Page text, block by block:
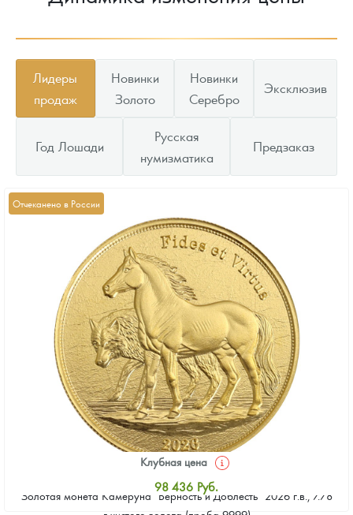
Лидеры
продаж
Новинки
Золото
Новинки
Серебро
Эксклюзив
Год Лошади
Русская
нумизматика
Предзаказ
Отчеканено в России
Золотая монета Камеруна "Верность и Доблесть" 2026 г.в., 7.78
Клубная цена
98 436 Руб.
Стандартная цена